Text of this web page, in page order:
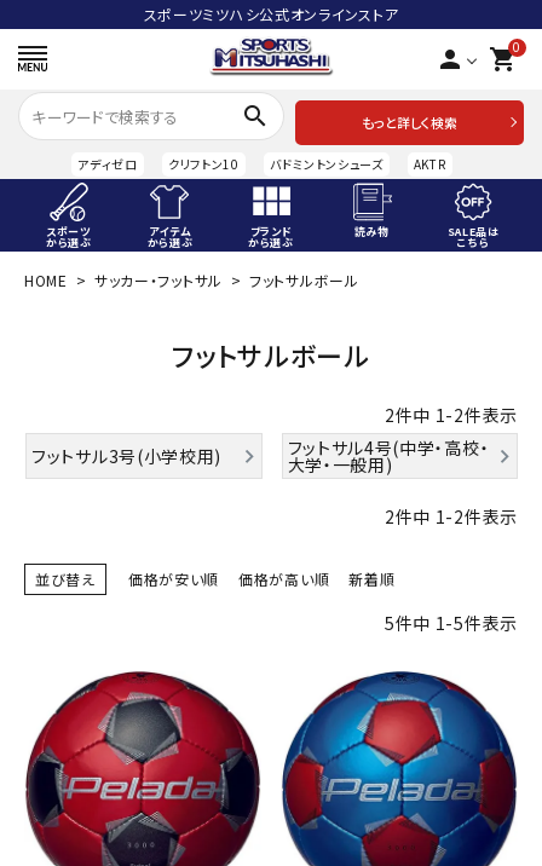
スポーツミツハシ公式オンラインストア
person 0
shopping_cart
search
もっと詳しく検索
アディゼロ クリフトン10 バドミントンシューズ AKTR
スポーツ
から選ぶ
アイテム
から選ぶ
ブランド
から選ぶ
読み物 SALE品は
こちら
ACCOUNT MENU
person
スポーツから選ぶ
ブランドから選ぶ
INFORMATIOM
ご利用ガイド
お問い合わせ
メルマガ登録
HOME サッカー・フットサル フットサルボール
フットサルボール
2件中 1-2件表示
フットサル3号(小学校用)
フットサル4号(中学・高校・
大学・一般用)
2件中 1-2件表示
並び替え 価格が安い順 価格が高い順 新着順
5件中 1-5件表示